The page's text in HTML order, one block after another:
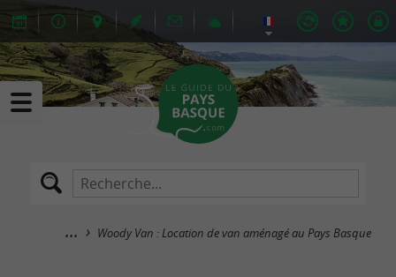
Woody Van : Location de van aménagé au Pays Basque